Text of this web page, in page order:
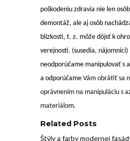
poškodeniu zdravia nie len
demontáž, ale aj osôb
blízkosti, t. z. môže dôjsť k
verejnosti. (susedia,
neodporúčame manipulovať s
a odporúčame Vám obrátiť sa
oprávnením na manipuláciu s
materiálom.
Related Posts
Štýly a farby modernej